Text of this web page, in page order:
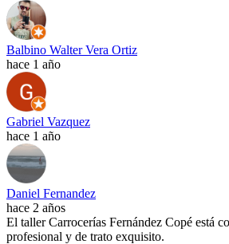
Balbino Walter Vera Ortiz
hace 1 año
Gabriel Vazquez
hace 1 año
Daniel Fernandez
hace 2 años
El taller Carrocerías Fernández Copé está
profesional y de trato exquisito.